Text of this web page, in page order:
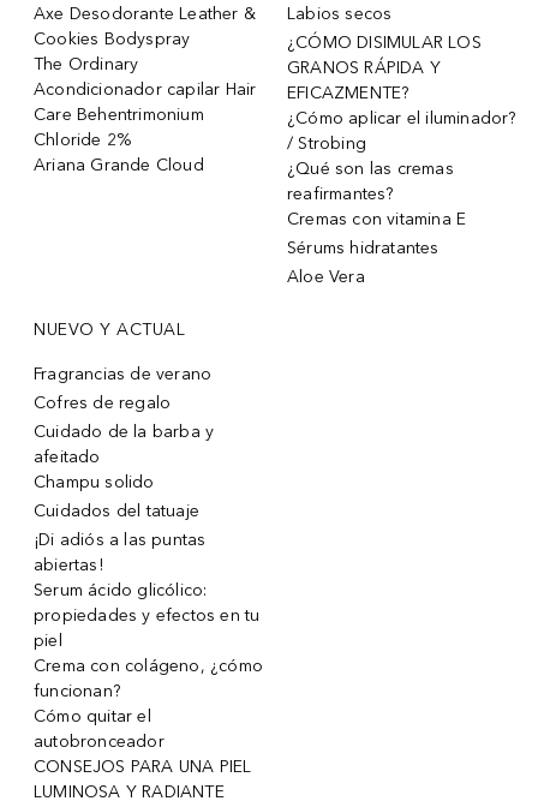
Axe Desodorante Leather &
Cookies Bodyspray
The Ordinary
Acondicionador capilar Hair
Care Behentrimonium
Chloride 2%
Ariana Grande Cloud
Labios secos
¿CÓMO DISIMULAR LOS
GRANOS RÁPIDA Y
EFICAZMENTE?
¿Cómo aplicar el iluminador?
/ Strobing
¿Qué son las cremas
reafirmantes?
Cremas con vitamina E
Sérums hidratantes
Aloe Vera
NUEVO Y ACTUAL
Fragrancias de verano
Cofres de regalo
Cuidado de la barba y
afeitado
Champu solido
Cuidados del tatuaje
¡Di adiós a las puntas
abiertas!
Serum ácido glicólico:
propiedades y efectos en tu
piel
Crema con colágeno, ¿cómo
funcionan?
Cómo quitar el
autobronceador
CONSEJOS PARA UNA PIEL
LUMINOSA Y RADIANTE